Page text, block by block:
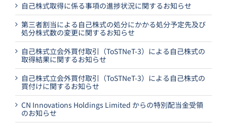
自己株式取得に係る事項の進捗状況に関するお知らせ
第三者割当による自己株式の処分にかかる処分予定先及び
処分株式数の変更に関するお知らせ
自己株式立会外買付取引（ToSTNeT-3）による自己株式の
取得結果に関するお知らせ
自己株式立会外買付取引（ToSTNeT-3）による自己株式の
買付けに関するお知らせ
CN Innovations Holdings Limited からの特別配当金受領
のお知らせ